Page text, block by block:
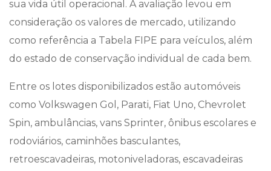
sua vida útil operacional. A avaliação levou em
consideração os valores de mercado, utilizando
como referência a Tabela FIPE para veículos, além
do estado de conservação individual de cada bem.
Entre os lotes disponibilizados estão automóveis
como Volkswagen Gol, Parati, Fiat Uno, Chevrolet
Spin, ambulâncias, vans Sprinter, ônibus escolares e
rodoviários, caminhões basculantes,
retroescavadeiras, motoniveladoras, escavadeiras